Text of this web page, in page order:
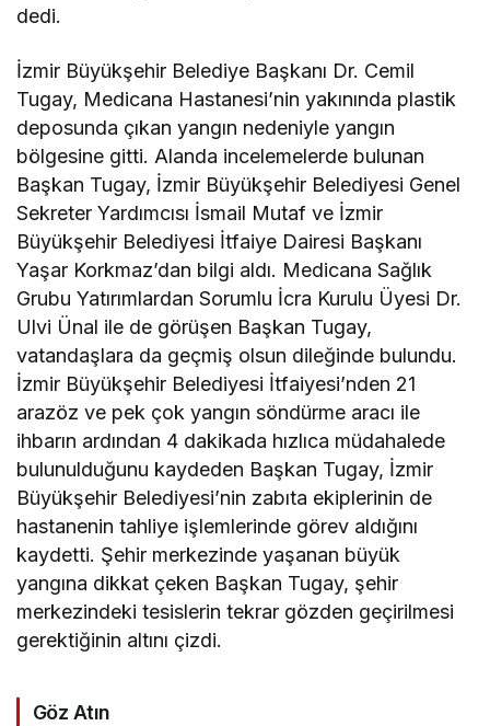
dedi.
İzmir Büyükşehir Belediye Başkanı Dr. Cemil
Tugay, Medicana Hastanesi’nin yakınında plastik
deposunda çıkan yangın nedeniyle yangın
bölgesine gitti. Alanda incelemelerde bulunan
Başkan Tugay, İzmir Büyükşehir Belediyesi Genel
Sekreter Yardımcısı İsmail Mutaf ve İzmir
Büyükşehir Belediyesi İtfaiye Dairesi Başkanı
Yaşar Korkmaz’dan bilgi aldı. Medicana Sağlık
Grubu Yatırımlardan Sorumlu İcra Kurulu Üyesi Dr.
Ulvi Ünal ile de görüşen Başkan Tugay,
vatandaşlara da geçmiş olsun dileğinde bulundu.
İzmir Büyükşehir Belediyesi İtfaiyesi’nden 21
arazöz ve pek çok yangın söndürme aracı ile
ihbarın ardından 4 dakikada hızlıca müdahalede
bulunulduğunu kaydeden Başkan Tugay, İzmir
Büyükşehir Belediyesi’nin zabıta ekiplerinin de
hastanenin tahliye işlemlerinde görev aldığını
kaydetti. Şehir merkezinde yaşanan büyük
yangına dikkat çeken Başkan Tugay, şehir
merkezindeki tesislerin tekrar gözden geçirilmesi
gerektiğinin altını çizdi.
Göz Atın